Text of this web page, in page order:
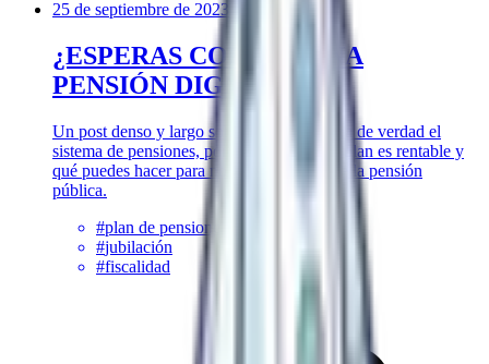
25 de septiembre de 2023
¿ESPERAS COBRAR UNA
PENSIÓN DIGNA?
Un post denso y largo sobre cómo funciona de verdad el
sistema de pensiones, por qué casi ningún plan es rentable y
qué puedes hacer para no depender solo de la pensión
pública.
#plan de pensiones
#jubilación
#fiscalidad